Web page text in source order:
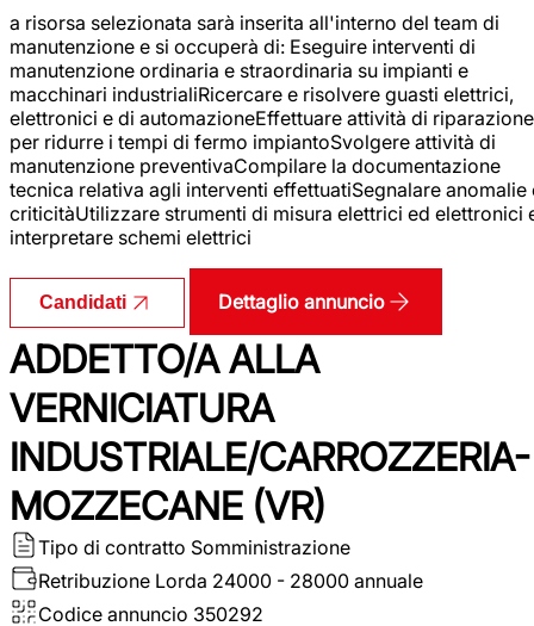
a risorsa selezionata sarà inserita all'interno del team di
manutenzione e si occuperà di: Eseguire interventi di
manutenzione ordinaria e straordinaria su impianti e
macchinari industrialiRicercare e risolvere guasti elettrici,
elettronici e di automazioneEffettuare attività di riparazione
per ridurre i tempi di fermo impiantoSvolgere attività di
manutenzione preventivaCompilare la documentazione
tecnica relativa agli interventi effettuatiSegnalare anomalie
criticitàUtilizzare strumenti di misura elettrici ed elettronici
interpretare schemi elettrici
Candidati Dettaglio annuncio
ADDETTO/A ALLA
VERNICIATURA
INDUSTRIALE/CARROZZERIA-
MOZZECANE (VR)
Tipo di contratto Somministrazione
Retribuzione Lorda 24000 - 28000 annuale
Codice annuncio 350292